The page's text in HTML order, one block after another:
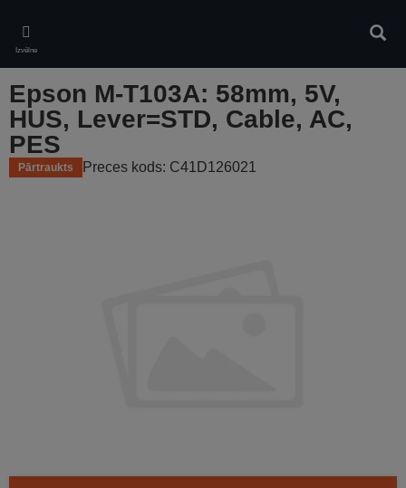
main
content
Izvēlne
Epson M-T103A: 58mm, 5V,
HUS, Lever=STD, Cable, AC,
PES
Pārtraukts Preces kods: C41D126021